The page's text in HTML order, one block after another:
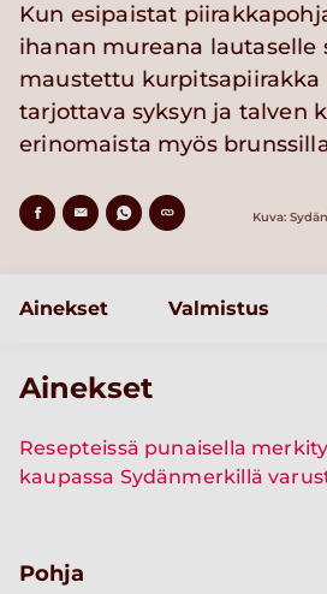
Kun esipaistat
ihanan mureana lautaselle
maustettu kurpitsapiirakka
tarjottava syksyn ja talven
erinomaista myös
Kuva:
Ainekset Valmistus
Ainekset
Resepteissä punaisella
kaupassa Sydänmerkillä
Pohja